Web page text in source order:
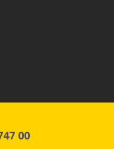
00
content